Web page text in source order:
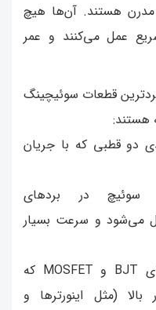
هستند. آن‌ها هیچ
عمل می‌کنند و عمر
قطعات سوئیچینگ
هستند:
دو قطبی که با جریان
سوئیچ در بردهای
می‌شود و سرعت بسیار
ترکیبی از ویژگی‌های BJT و MOSFET که
(مثل اینورترها و